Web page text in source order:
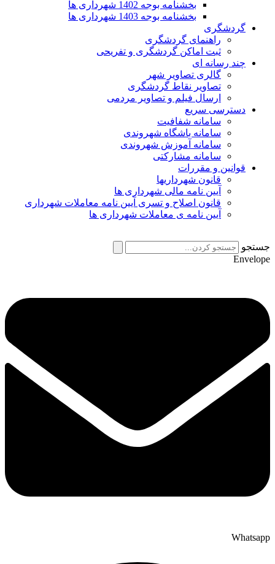
بخشنامه بوجه 1402 شهرداری ها
بخشنامه بوجه 1403 شهرداری ها
گردشگری
راهنمای گردشگری
ثبت اماکن گردشگری و تفریحی
چند رسانه ای
گالری تصاویر شهر
تصاویر نقاط گردشگری
ارسال فیلم و تصاویر مردمی
دسترسی سریع
سامانه شفافیت
سامانه باشگاه شهروندی
سامانه آموزش شهروندی
سامانه مشارکتی
قوانین و مقررات
قانون شهرداریها
آیین نامه مالی شهرداری ها
قانون اصلاح و تسری آیین نامه معاملات شهرداری
آیین نامه ی معاملات شهرداری ها
جستجو
Envelope
Whatsapp